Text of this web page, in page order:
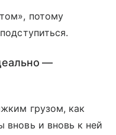
потому
—
грузом, как
вновь и вновь к ней